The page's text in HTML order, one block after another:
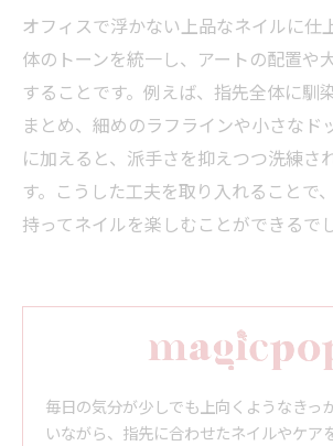
オフィスで浮かない上品なネイルに仕
体のトーンを統一し、アートの配置や
することです。例えば、指先全体に馴
まとめ、細めのラフラインや小さなド
に加えると、派手さを抑えつつ洗練さ
す。こうした工夫を取り入れることで
持ってネイルを楽しむことができるで
毎日の気分が少しでも上向くようなきっ
いながら、指先に合わせたネイルやケア